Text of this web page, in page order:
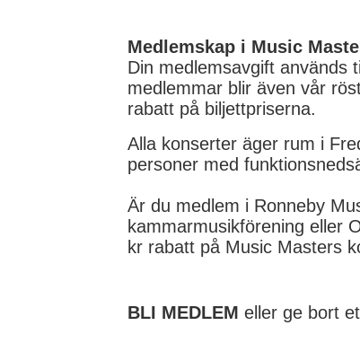
Medlemskap i Music
Din medlemsavgift används
medlemmar blir även vår
rabatt på biljettpriserna.
Alla konserter äger rum i
personer med
Är du medlem i Ronneby
kammarmusikförening eller
kr rabatt på Music Masters
BLI MEDLEM eller ge bort